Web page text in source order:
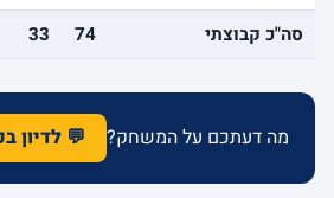
סה"כ קבוצתי
74
33
מה דעתכם על המשחק? 💬 לדיון